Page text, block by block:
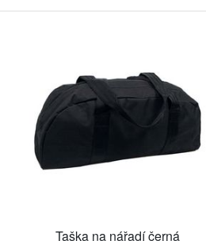
Taška na nářadí černá